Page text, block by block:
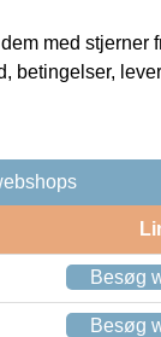
med stjerner
betingelser,
Besøg
Besøg